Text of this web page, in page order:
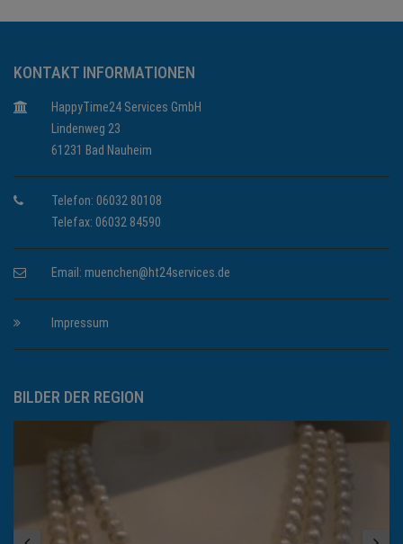
KONTAKT INFORMATIONEN
HappyTime24 Services GmbH
Lindenweg 23
61231 Bad Nauheim
Telefon: 06032 80108
Telefax: 06032 84590
Email: muenchen@ht24services.de
Impressum
BILDER DER REGION